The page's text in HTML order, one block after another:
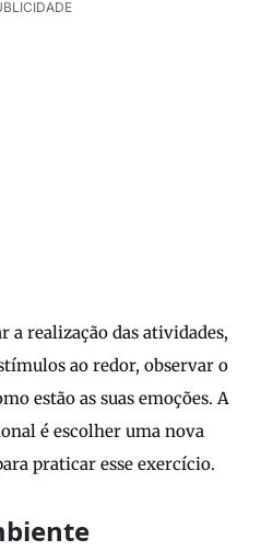
a realização das atividades,
ao redor, observar o
estão as suas emoções. A
é escolher uma nova
praticar esse exercício.